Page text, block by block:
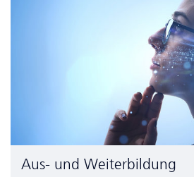
Aus- und Weiterbildung